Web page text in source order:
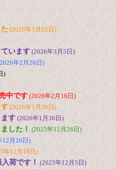
(2026年3月22日)
います (2026年3月5日)
年2月26日)
)
中です (2026年2月16日)
(2026年1月30日)
す (2026年1月30日)
した！ (2025年12月26日)
12月26日)
年12月18日)
荷です！ (2025年12月5日)